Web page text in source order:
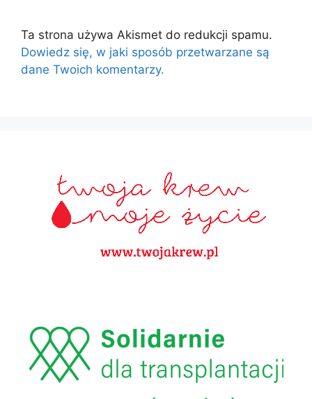
Ta strona używa Akismet do redukcji spamu.
Dowiedz się, w jaki sposób przetwarzane są
dane Twoich komentarzy.